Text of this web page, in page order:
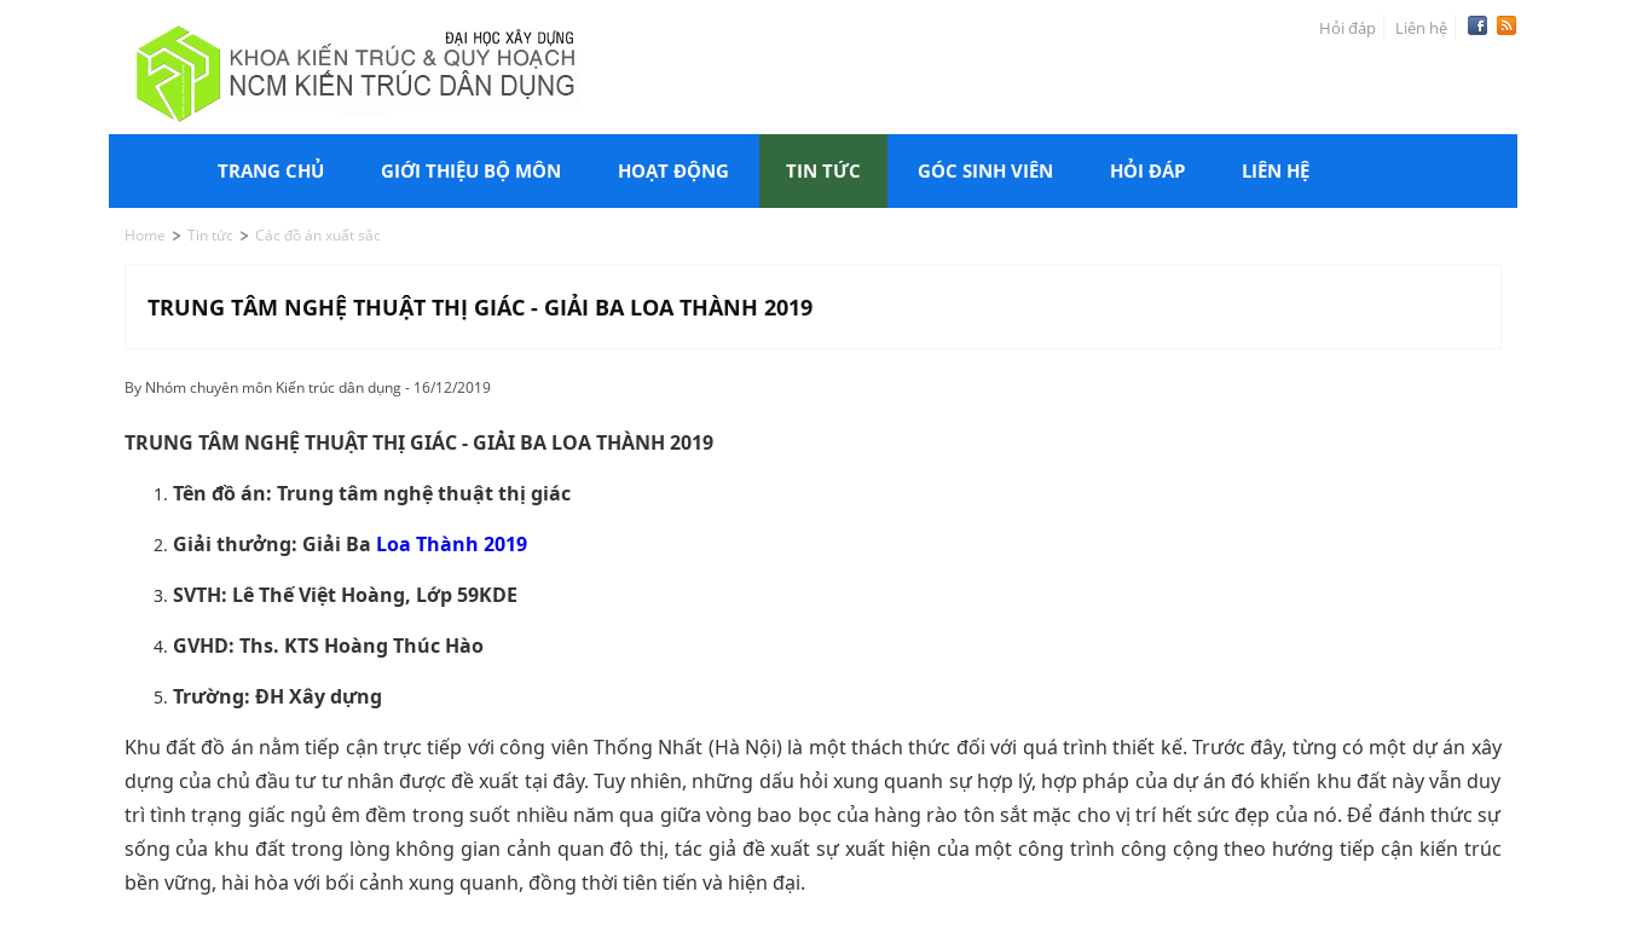
Hỏi đáp Liên hệ
TRANG CHỦ GIỚI THIỆU BỘ MÔN HOẠT ĐỘNG TIN TỨC GÓC SINH VIÊN HỎI ĐÁP LIÊN HỆ
Home Tin tức Các đồ án xuất sắc
TRUNG TÂM NGHỆ THUẬT THỊ GIÁC - GIẢI BA LOA THÀNH 2019
By Nhóm chuyên môn Kiến trúc dân dụng - 16/12/2019
TRUNG TÂM NGHỆ THUẬT THỊ GIÁC - GIẢI BA LOA THÀNH 2019
Tên đồ án: Trung tâm nghệ thuật thị giác
Giải thưởng: Giải Ba Loa Thành 2019
SVTH: Lê Thế Việt Hoàng, Lớp 59KDE
GVHD: Ths. KTS Hoàng Thúc Hào
Trường: ĐH Xây dựng
Khu đất đồ án nằm tiếp cận trực tiếp với công viên Thống Nhất (Hà Nội) là một thách thức đối với quá trình thiết kế. Trước đây, từng có một dự án xây
dựng của chủ đầu tư tư nhân được đề xuất tại đây. Tuy nhiên, những dấu hỏi xung quanh sự hợp lý, hợp pháp của dự án đó khiến khu đất này vẫn duy
trì tình trạng giấc ngủ êm đềm trong suốt nhiều năm qua giữa vòng bao bọc của hàng rào tôn sắt mặc cho vị trí hết sức đẹp của nó. Để đánh thức sự
sống của khu đất trong lòng không gian cảnh quan đô thị, tác giả đề xuất sự xuất hiện của một công trình công cộng theo hướng tiếp cận kiến trúc
bền vững, hài hòa với bối cảnh xung quanh, đồng thời tiên tiến và hiện đại.